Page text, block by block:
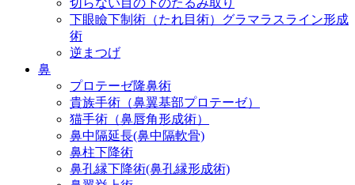
切らない目の下のたるみ取り
下眼瞼下制術（たれ目術）グラマラスライン形成
術
逆まつげ
鼻
プロテーゼ隆鼻術
貴族手術（鼻翼基部プロテーゼ）
猫手術（鼻唇角形成術）
鼻中隔延長(鼻中隔軟骨)
鼻柱下降術
鼻孔縁下降術(鼻孔縁形成術)